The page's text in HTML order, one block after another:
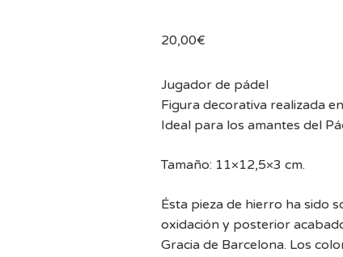
20,00€
Jugador de pádel
Figura decorativa realizada
Ideal para los amantes del
Tamaño: 11×12,5×3 cm.
Ésta pieza de hierro ha sido
oxidación y posterior
Gracia de Barcelona. Los